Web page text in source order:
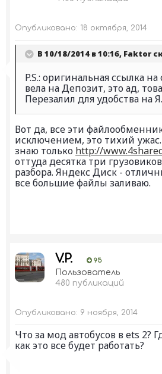
Опубликовано: 18 октября, 2014
В 10/18/2014 в 10:16, Faktor
P.S.: оригинальная ссылка
вела на Депозит, это ад,
Перезалил для удобства на
Вот да, все эти
исключением, это тихий
знаю только http://
оттуда десятка три
разбора. Яндекс Диск -
все большие файлы заливаю.
V.P. 95
Пользователь
480 публикаций
Опубликовано: 9 ноября, 2014
Что за мод автобусов в ets 2?
как это все будет работать?